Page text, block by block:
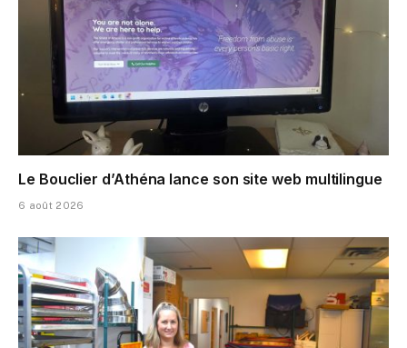
Le Bouclier d’Athéna lance son site web multilingue
6 août 2026